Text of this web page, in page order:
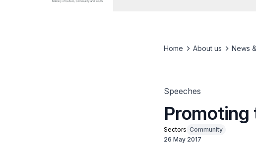
Home About us News
Speeches
Promoting
Sectors Community
26 May 2017